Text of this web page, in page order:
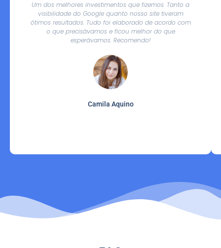
Um dos melhores investimentos que fizemos. Tanto a
visibilidade do Google quanto nosso site tiveram
ótimos resultados. Tudo foi elaborado de acordo com
o que precisávamos e ficou melhor do que
esperávamos. Recomendo!
Camila Aquino